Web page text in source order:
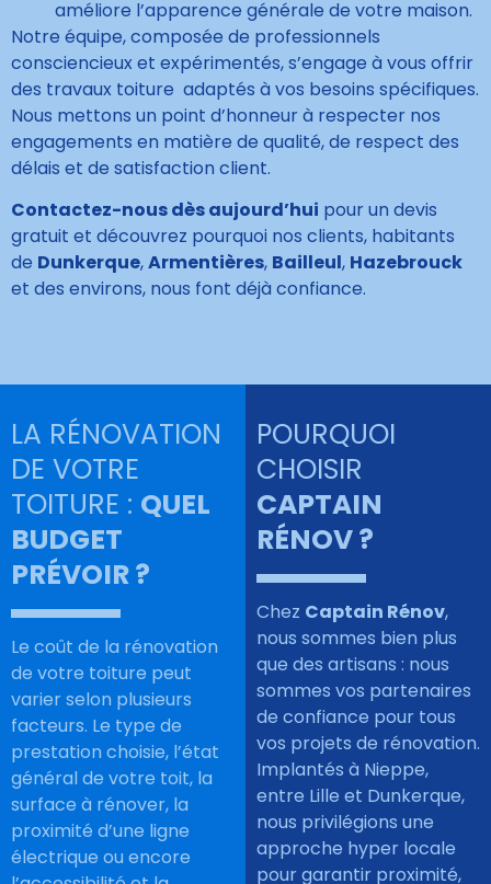
améliore l’apparence générale de votre maison.
Notre équipe, composée de professionnels
consciencieux et expérimentés, s’engage à vous offrir
des travaux toiture adaptés à vos besoins spécifiques.
Nous mettons un point d’honneur à respecter nos
engagements en matière de qualité, de respect des
délais et de satisfaction client.
Contactez-nous dès aujourd’hui pour un devis
gratuit et découvrez pourquoi nos clients, habitants
de Dunkerque,Armentières, Bailleul, Hazebrouck
et des environs, nous font déjà confiance.
LA RÉNOVATION
DE VOTRE
TOITURE : QUEL
BUDGET
PRÉVOIR ?
Le coût de la rénovation
de votre toiture peut
varier selon plusieurs
facteurs. Le type de
prestation choisie, l’état
général de votre toit, la
surface à rénover, la
proximité d’une ligne
électrique ou encore
POURQUOI
CHOISIR
CAPTAIN
RÉNOV ?
Chez Captain Rénov,
nous sommes bien plus
que des artisans : nous
sommes vos partenaires
de confiance pour tous
vos projets de rénovation.
Implantés à Nieppe,
entre Lille et Dunkerque,
nous privilégions une
approche hyper locale
pour garantir proximité,